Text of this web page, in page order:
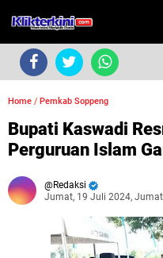
Home / Pemkab Soppeng
Bupati Kaswadi
Perguruan Islam
Redaksi
Jumat, 19 Juli 2024,